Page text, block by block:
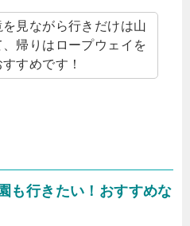
見ながら行きだけは山
帰りはロープウェイを
すめです！
も行きたい！おすすめな